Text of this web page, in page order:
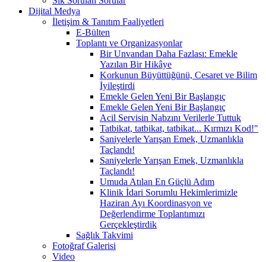
Dijital Medya
İletişim & Tanıtım Faaliyetleri
E-Bülten
Toplantı ve Organizasyonlar
Bir Unvandan Daha Fazlası: Emekle
Yazılan Bir Hikâye
Korkunun Büyüttüğünü, Cesaret ve Bilim
İyileştirdi
Emekle Gelen Yeni Bir Başlangıç
Emekle Gelen Yeni Bir Başlangıç
Acil Servisin Nabzını Verilerle Tuttuk
Tatbikat, tatbikat, tatbikat... Kırmızı Kod!"
Saniyelerle Yarışan Emek, Uzmanlıkla
Taçlandı!
Saniyelerle Yarışan Emek, Uzmanlıkla
Taçlandı!
Umuda Atılan En Güçlü Adım
Klinik İdari Sorumlu Hekimlerimizle
Haziran Ayı Koordinasyon ve
Değerlendirme Toplantımızı
Gerçekleştirdik
Sağlık Takvimi
Fotoğraf Galerisi
Video